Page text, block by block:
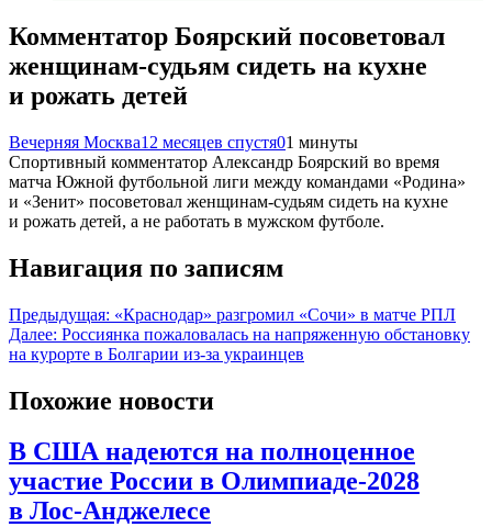
Комментатор Боярский посоветовал
женщинам-судьям сидеть на кухне
и рожать детей
Вечерняя Москва12 месяцев спустя01 минуты
Спортивный комментатор Александр Боярский во время
матча Южной футбольной лиги между командами «Родина»
и «Зенит» посоветовал женщинам-судьям сидеть на кухне
и рожать детей, а не работать в мужском футболе.
Навигация по записям
Предыдущая: «Краснодар» разгромил «Сочи» в матче РПЛ
Далее: Россиянка пожаловалась на напряженную обстановку
на курорте в Болгарии из-за украинцев
Похожие новости
В США надеются на полноценное
участие России в Олимпиаде-2028
в Лос-Анджелесе